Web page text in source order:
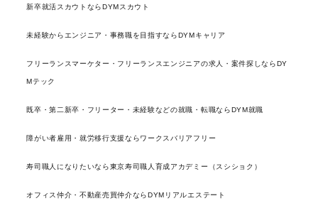
新卒就活スカウトならDYMスカウト
未経験からエンジニア・事務職を目指すならDYMキャリア
フリーランスマーケター・フリーランスエンジニアの求人・案件探しならDY
Mテック
既卒・第二新卒・フリーター・未経験などの就職・転職ならDYM就職
障がい者雇用・就労移行支援ならワークスバリアフリー
寿司職人になりたいなら東京寿司職人育成アカデミー（スシショク）
オフィス仲介・不動産売買仲介ならDYMリアルエステート